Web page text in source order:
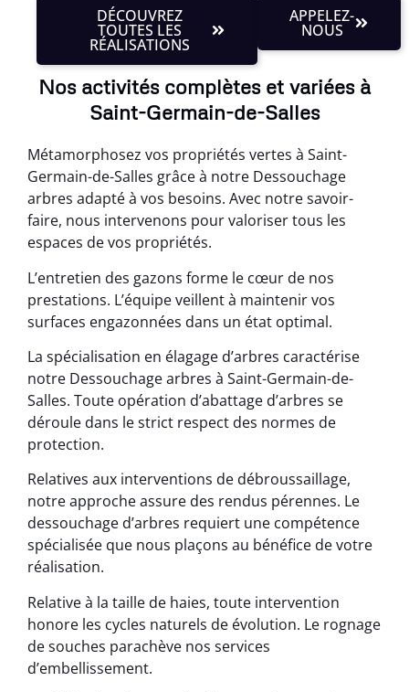
DÉCOUVREZ
TOUTES LES
RÉALISATIONS
APPELEZ-
NOUS
Nos activités complètes et variées à
Saint-Germain-de-Salles
Métamorphosez vos propriétés vertes à Saint-
Germain-de-Salles grâce à notre Dessouchage
arbres adapté à vos besoins. Avec notre savoir-
faire, nous intervenons pour valoriser tous les
espaces de vos propriétés.
L’entretien des gazons forme le cœur de nos
prestations. L’équipe veillent à maintenir vos
surfaces engazonnées dans un état optimal.
La spécialisation en élagage d’arbres caractérise
notre Dessouchage arbres à Saint-Germain-de-
Salles. Toute opération d’abattage d’arbres se
déroule dans le strict respect des normes de
protection.
Relatives aux interventions de débroussaillage,
notre approche assure des rendus pérennes. Le
dessouchage d’arbres requiert une compétence
spécialisée que nous plaçons au bénéfice de votre
réalisation.
Relative à la taille de haies, toute intervention
honore les cycles naturels de évolution. Le rognage
de souches parachève nos services
d’embellissement.